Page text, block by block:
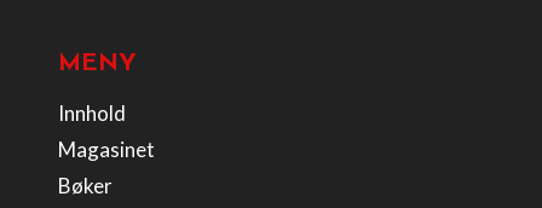
MENY
Innhold
Magasinet
Bøker